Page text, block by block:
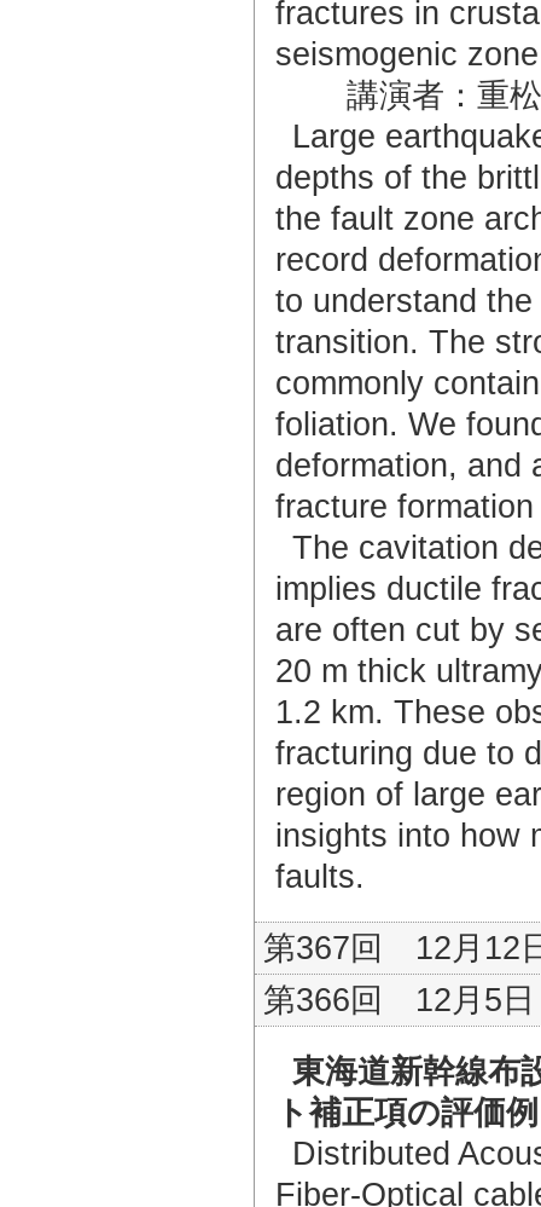
fractures in
seismogenic zone
講演者：重
Large
depths of the
the fault zone
record
to understand
transition. The
commonly
foliation. We
deformation, and
fracture
The cavitation
implies ductile
are often cut by
20 m thick
1.2 km. These
fracturing due to
region of large
insights into how
faults.
第367回 12月12
第366回 12月5
東海道新幹線布
ト補正項の評価
Distributed
Fiber-Optical